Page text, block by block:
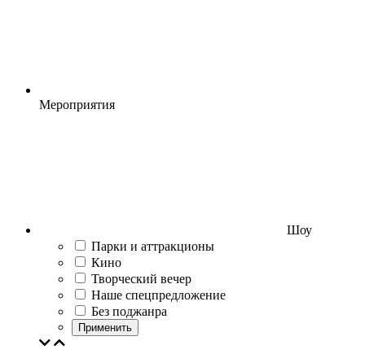
Мероприятия
Шоу
Парки и аттракционы
Кино
Творческий вечер
Наше спецпредложение
Без поджанра
Применить